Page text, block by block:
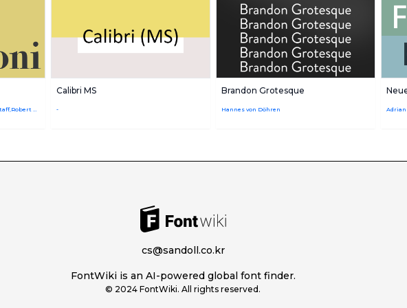
Calibri MS
-
Brandon Grotesque
Hannes von Döhren
cs@sandoll.co.kr
FontWiki is an AI-powered global font finder.
© 2024 FontWiki. All rights reserved.